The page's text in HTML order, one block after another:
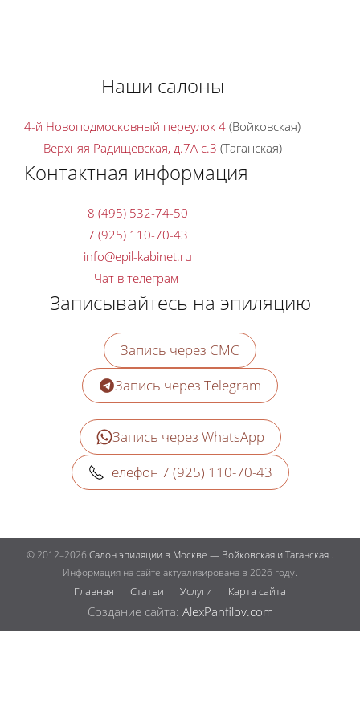
Наши салоны
4-й Новоподмосковный переулок 4 (Войковская)
Верхняя Радищевская, д.7A с.3 (Таганская)
Контактная информация
8 (495) 532-74-50
7 (925) 110-70-43
Чат в телеграм
Записывайтесь на эпиляцию
Запись через СМС
Запись через Telegram
Запись через WhatsApp
Телефон 7 (925) 110-70-43
© 2012–2026 Салон эпиляции в Москве — Войковская и Таганская .
Информация на сайте актуализирована в 2026 году.
Главная Статьи Услуги Карта сайта
Создание сайта: AlexPanfilov.com